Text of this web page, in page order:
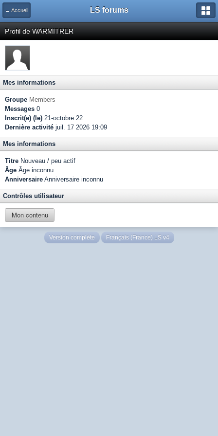
← Accueil LS forums
Profil de WARMITRER
Mes informations
Groupe Members
Messages 0
Inscrit(e) (le) 21-octobre 22
Dernière activité juil. 17 2026 19:09
Mes informations
Titre Nouveau / peu actif
Âge Âge inconnu
Anniversaire Anniversaire inconnu
Contrôles utilisateur
Mon contenu
Version complète Français (France) LS v4